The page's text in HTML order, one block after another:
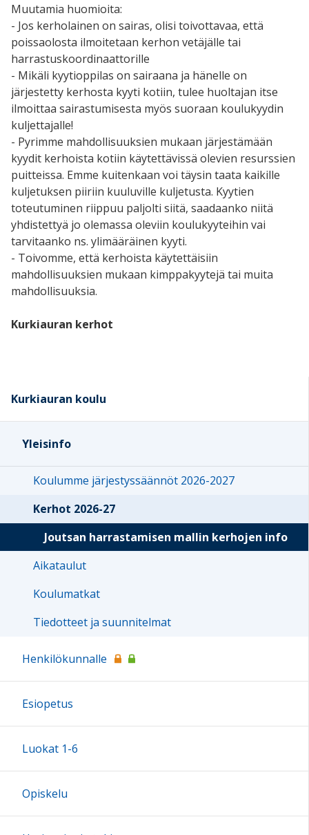
Muutamia huomioita:
- Jos kerholainen on sairas, olisi toivottavaa, että
poissaolosta ilmoitetaan kerhon vetäjälle tai
harrastuskoordinaattorille
- Mikäli kyytioppilas on sairaana ja hänelle on
järjestetty kerhosta kyyti kotiin, tulee huoltajan itse
ilmoittaa sairastumisesta myös suoraan koulukyydin
kuljettajalle!
- Pyrimme mahdollisuuksien mukaan järjestämään
kyydit kerhoista kotiin käytettävissä olevien resurssien
puitteissa. Emme kuitenkaan voi täysin taata kaikille
kuljetuksen piiriin kuuluville kuljetusta. Kyytien
toteutuminen riippuu paljolti siitä, saadaanko niitä
yhdistettyä jo olemassa oleviin koulukyyteihin vai
tarvitaanko ns. ylimääräinen kyyti.
- Toivomme, että kerhoista käytettäisiin
mahdollisuuksien mukaan kimppakyytejä tai muita
mahdollisuuksia.
Kurkiauran kerhot
Kurkiauran koulu
Yleisinfo
Koulumme järjestyssäännöt 2026-2027
Kerhot 2026-27
Joutsan harrastamisen mallin kerhojen info
Aikataulut
Koulumatkat
Tiedotteet ja suunnitelmat
Henkilökunnalle
Esiopetus
Luokat 1-6
Opiskelu